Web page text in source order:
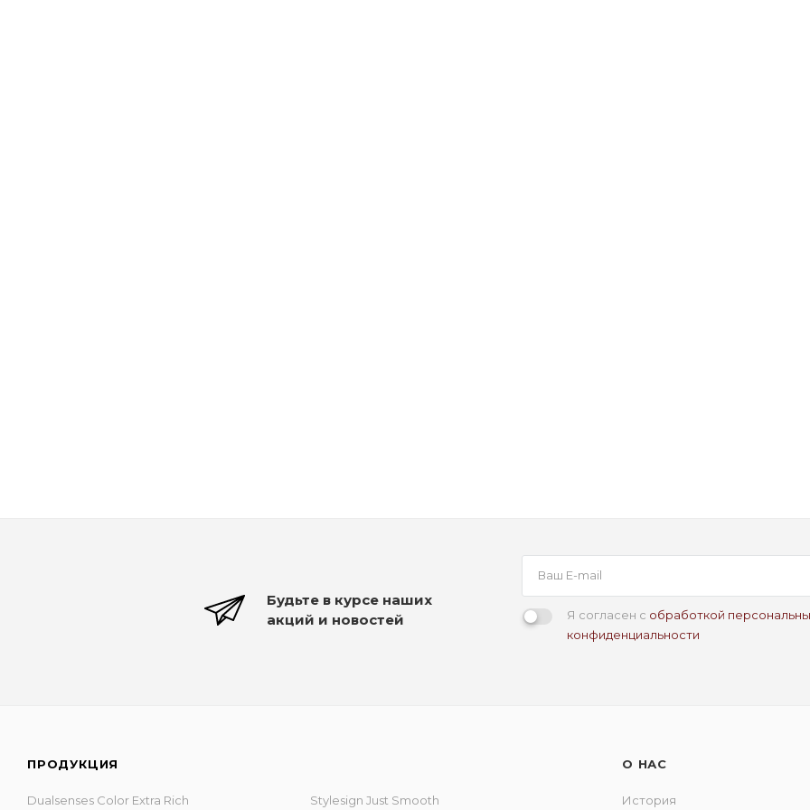
Будьте в курсе наших
акций и новостей
Я согласен с обработкой
конфиденциальности
ПРОДУКЦИЯ
Dualsenses Color Extra Rich Stylesign Just Smooth
О НАС
История